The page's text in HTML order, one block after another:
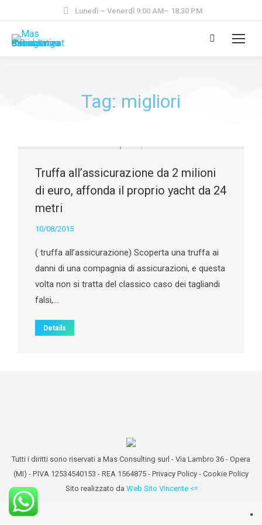
Lunedì – Venerdì 9:00 AM– 18:30 PM
Tag: migliori
Truffa all’assicurazione da 2 milioni
di euro, affonda il proprio yacht da 24
metri
10/08/2015
( truffa all’assicurazione) Scoperta una truffa ai
danni di una compagnia di assicurazioni, e questa
volta non si tratta del classico caso dei tagliandi
falsi,…
Details
Tutti i diritti sono riservati a Mas Consulting surl - Via Lambro 36 - Opera
(MI) - P.IVA 12534540153 - REA 1564875 - Privacy Policy - Cookie Policy
Sito realizzato da Web Sito Vincente <=